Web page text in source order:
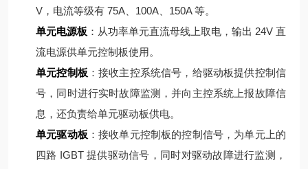
V，电流等级有 75A、100A、150A 等。
单元电源板 ：从功率单元直流母线上取电，输出 24V 直
流电源供单元控制板使用。
单元控制板 ：接收主控系统信号，给驱动板提供控制信
号，同时进行实时故障监测，并向主控系统上报故障信
息，还负责给单元驱动板供电。
单元驱动板 ：接收单元控制板的控制信号，为单元上的
四路 IGBT 提供驱动信号，同时对驱动故障进行监测，